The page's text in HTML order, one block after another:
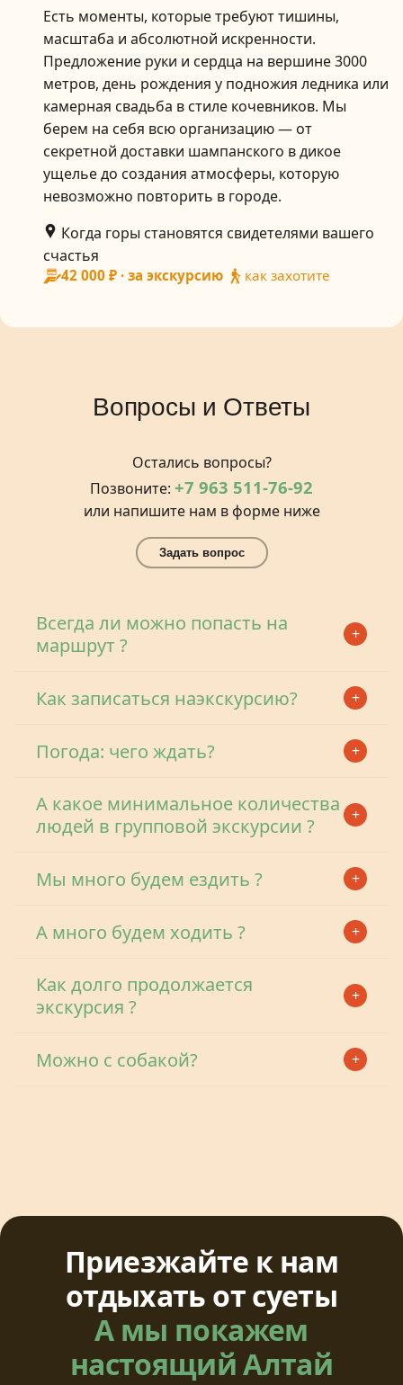
Есть моменты, которые требуют тишины,
масштаба и абсолютной искренности.
Предложение руки и сердца на вершине 3000
метров, день рождения у подножия ледника или
камерная свадьба в стиле кочевников. Мы
берем на себя всю организацию — от
секретной доставки шампанского в дикое
ущелье до создания атмосферы, которую
невозможно повторить в городе.
Когда горы становятся свидетелями вашего
счастья
42 000 ₽ · за экскурсию как захотите
Вопросы и Ответы
Остались вопросы?
Позвоните: +7 963 511-76-92
или напишите нам в форме ниже
Задать вопрос
Даюсогласие на обработку персональных данных в
Отправить
Всегда ли можно попасть на
маршрут ?
Как записаться наэкскурсию?
Погода: чего ждать?
ощущения в горах от июня к сентябрю.
А какое минимальное количества
людей в групповой экскурсии ?
Мы много будем ездить ?
А много будем ходить ?
Как долго продолжается
экскурсия ?
Можно с собакой?
Приезжайте к нам
отдыхать от суеты
А мы покажем
настоящий Алтай